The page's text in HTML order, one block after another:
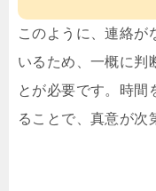
このように、連絡が
いるため、一概に判
とが必要です。時間
ることで、真意が